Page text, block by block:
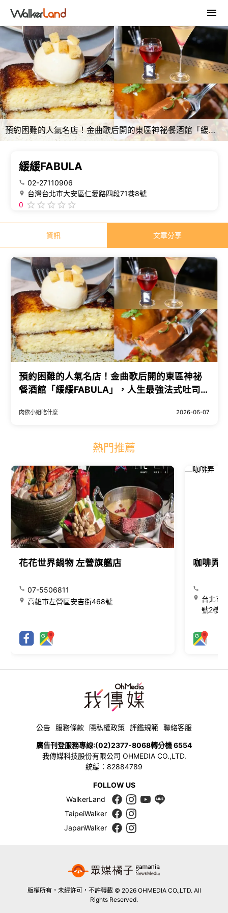
預約困難的人氣名店！金曲歌后開的東區神祕餐酒館「緩緩FABULA」，人生最強法式吐司就在這裡。
緩緩FABULA
02-27110906
台灣台北市大安區仁愛路四段71巷8號
0
資訊 文章分享
預約困難的人氣名店！金曲歌后開的東區神祕
餐酒館「緩緩FABULA」，人生最強法式吐司就
肉依小姐吃什麼 2026-06-07
熱門推薦
花花世界鍋物 左營旗艦店
07-5506811
高雄市左營區安吉街468號
咖啡弄
台北市
號2樓
公告 服務條款 隱私權政策 評鑑規範 聯絡客服
廣告刊登服務專線:(02)2377-8068轉分機 6554
我傳媒科技股份有限公司 OHMEDIA CO.,LTD.
統編：82884789
FOLLOW US
WalkerLand
TaipeiWalker
JapanWalker
版權所有，未經許可，不許轉載 © 2026 OHMEDIA CO.,LTD. All
Rights Reserved.